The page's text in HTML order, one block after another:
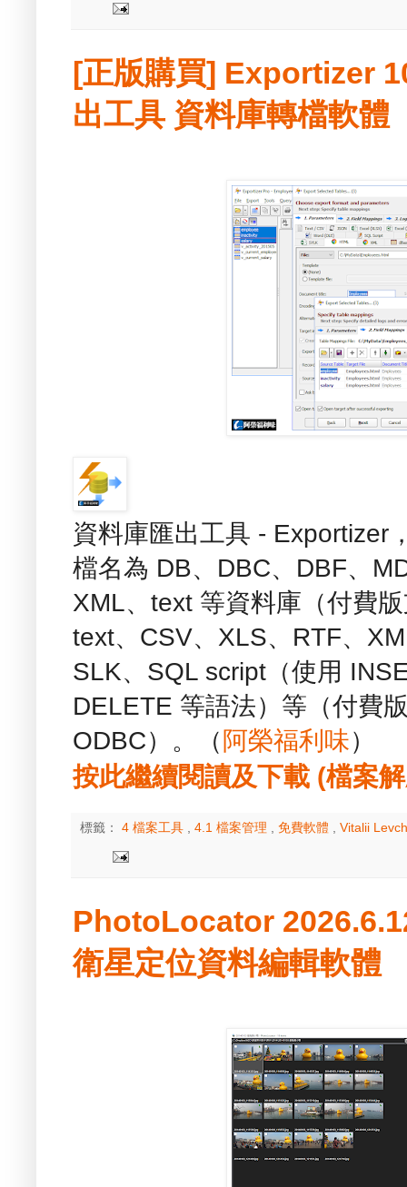
[正版購買] Exportizer
出工具 資料庫轉檔軟體
資料庫匯出工具 - Exportizer
檔名為 DB、DBC、DBF、
XML、text 等資料庫（付費
text、CSV、XLS、RTF、
SLK、SQL script（使用
DELETE 等語法）等（付費
ODBC）。（ 阿榮福利味）
按此繼續閱讀及下載 (檔案
標籤： 4 檔案工具 4.1 檔案管理 免費軟體 Vitalii
PhotoLocator
衛星定位資料編輯軟體